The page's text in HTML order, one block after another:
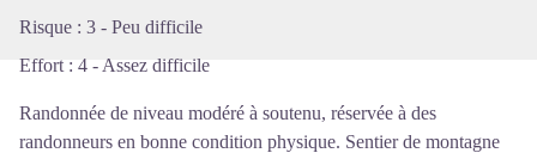
Risque : 3 - Peu difficile
Effort : 4 - Assez difficile
Randonnée de niveau modéré à soutenu, réservée à des
randonneurs en bonne condition physique. Sentier de montagne